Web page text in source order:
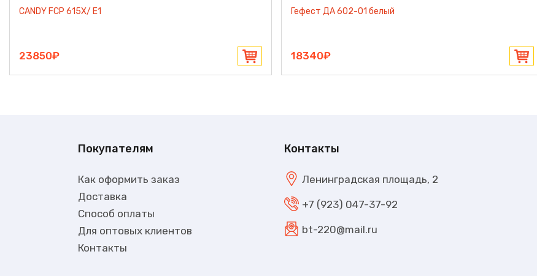
CANDY FCP 615X/ E1
23850₽
Гефест ДА 602-01 белый
18340₽
Покупателям
Как оформить заказ
Доставка
Способ оплаты
Для оптовых клиентов
Контакты
Контакты
Ленинградская площадь, 2
+7 (923) 047-37-92
bt-220@mail.ru